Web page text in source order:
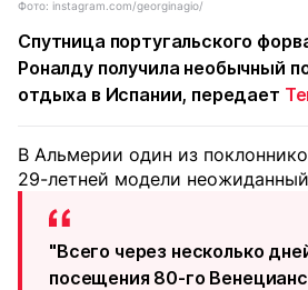
Фото: instagram.com/georginagio/
Спутница португальского
Роналду получила необычный
отдыха в Испании, передает
В Альмерии один из
29-летней модели
"Всего через несколько
посещения 80-го